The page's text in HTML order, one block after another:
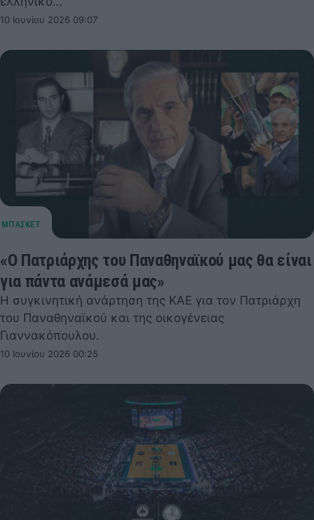
10 Ιουνίου 2026 09:07
«O Πατριάρχης του Παναθηναϊκού μας θα είναι
για πάντα ανάμεσά μας»
Η συγκινητική ανάρτηση της ΚΑΕ για τον Πατριάρχη
του Παναθηναϊκού και της οικογένειας
Γιαννακόπουλου.
10 Ιουνίου 2026 00:25